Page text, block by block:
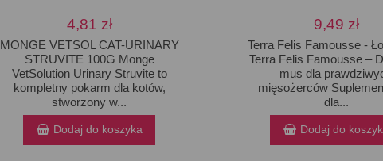
4,81 zł
MONGE VETSOL CAT-URINARY
STRUVITE 100G Monge
VetSolution Urinary Struvite to
kompletny pokarm dla kotów,
stworzony w...
Dodaj do koszyka
9,49 zł
Terra Felis Famousse -
Terra Felis Famousse –
mus dla
mięsożerców
dla...
Dodaj do